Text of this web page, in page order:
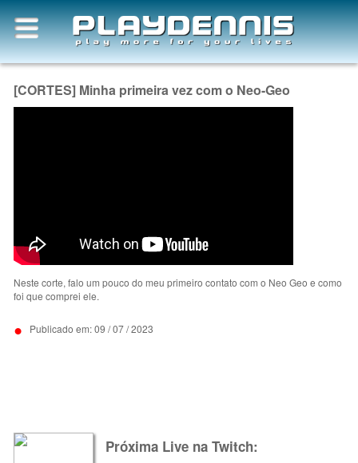
[CORTES] Minha primeira vez com o Neo-Geo
Neste corte, falo um pouco do meu primeiro contato com o Neo Geo e como
foi que comprei ele.
• Publicado em: 09 / 07 / 2023
Próxima Live na Twitch: